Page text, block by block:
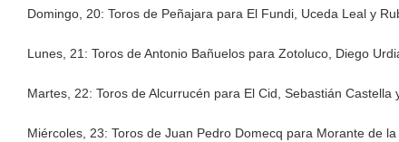
Domingo, 20: Toros de Peñajara para El Fundi, Uceda Leal y
Lunes, 21: Toros de Antonio Bañuelos para Zotoluco, Diego
Martes, 22: Toros de Alcurrucén para El Cid, Sebastián Castella
Miércoles, 23: Toros de Juan Pedro Domecq para Morante de